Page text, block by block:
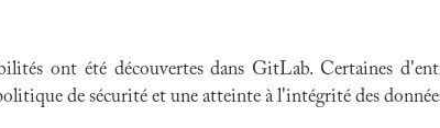
ont été découvertes dans GitLab. Certaines
de sécurité et une atteinte à l'intégrité des